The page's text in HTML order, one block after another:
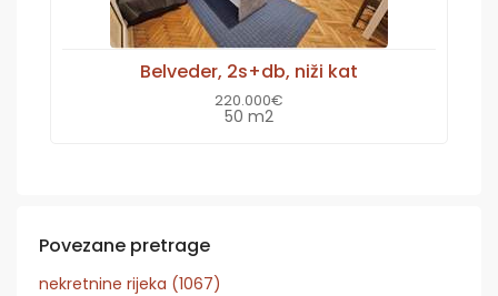
Belveder, 2s+db, niži kat
220.000€
50 m2
Povezane pretrage
nekretnine rijeka (1067)